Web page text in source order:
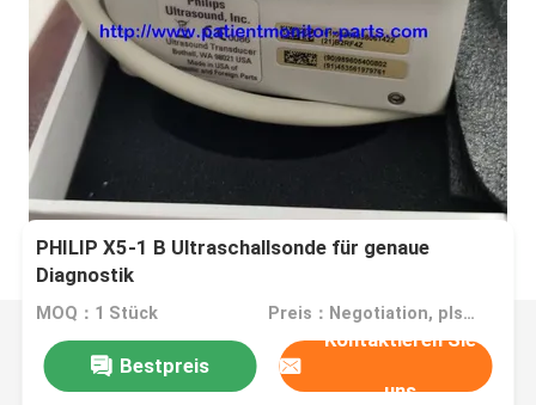
PHILIP X5-1 B Ultraschallsonde für genaue
Diagnostik
MOQ：1 Stück Preis：Negotiation, pls contact me
Bestpreis
Kontaktieren Sie
uns